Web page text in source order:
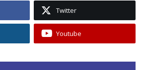
Twitter
Youtube